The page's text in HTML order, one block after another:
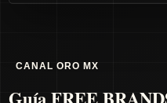
CANAL ORO MX